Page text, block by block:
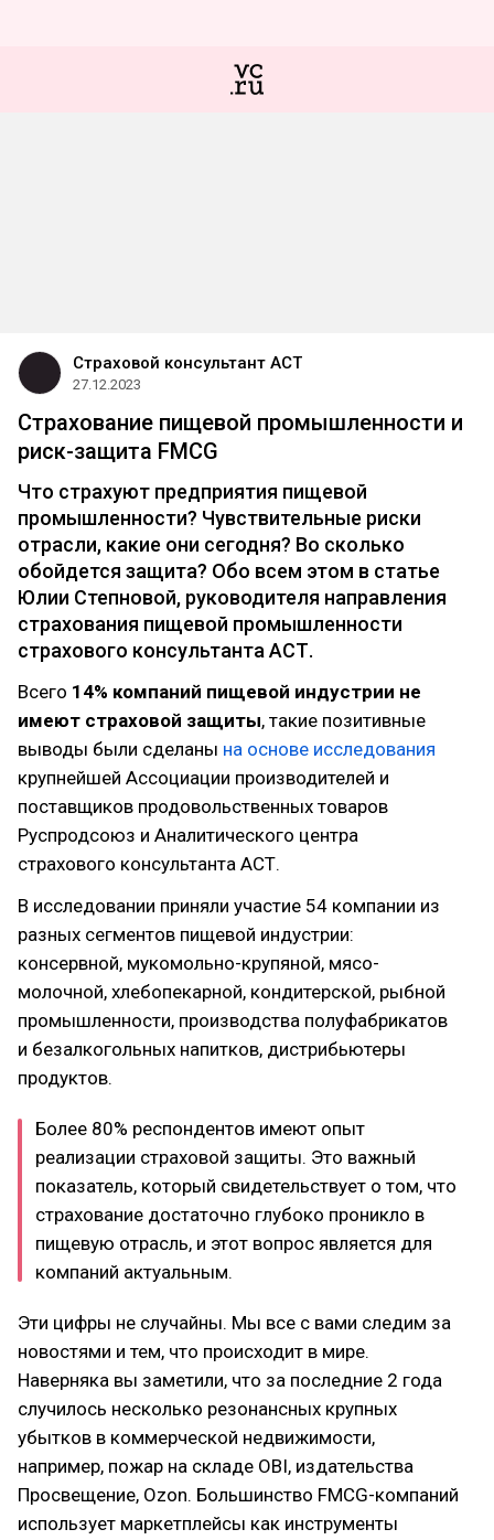
Страховой консультант АСТ
27.12.2023
Страхование пищевой промышленности и
риск-защита FMCG
Что страхуют предприятия пищевой
промышленности? Чувствительные риски
отрасли, какие они сегодня? Во сколько
обойдется защита? Обо всем этом в статье
Юлии Степновой, руководителя направления
страхования пищевой промышленности
страхового консультанта АСТ.
Всего 14% компаний пищевой индустрии не
имеют страховой защиты, такие позитивные
выводы были сделаны на основе исследования
крупнейшей Ассоциации производителей и
поставщиков продовольственных товаров
Руспродсоюз и Аналитического центра
страхового консультанта АСТ.
В исследовании приняли участие 54 компании из
разных сегментов пищевой индустрии:
консервной, мукомольно-крупяной, мясо-
молочной, хлебопекарной, кондитерской, рыбной
промышленности, производства полуфабрикатов
и безалкогольных напитков, дистрибьютеры
продуктов.
Более 80% респондентов имеют опыт
реализации страховой защиты. Это важный
показатель, который свидетельствует о том, что
страхование достаточно глубоко проникло в
пищевую отрасль, и этот вопрос является для
компаний актуальным.
Эти цифры не случайны. Мы все с вами следим за
новостями и тем, что происходит в мире.
Наверняка вы заметили, что за последние 2 года
случилось несколько резонансных крупных
убытков в коммерческой недвижимости,
например, пожар на складе OBI, издательства
Просвещение, Ozon. Большинство FMCG-компаний
использует маркетплейсы как инструменты